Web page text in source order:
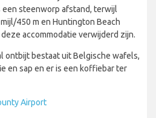
een steenworp afstand, terwijl
450 m en Huntington Beach
accommodatie verwijderd zijn.
ontbijt bestaat uit Belgische wafels,
en sap en er is een koffiebar ter
Airport